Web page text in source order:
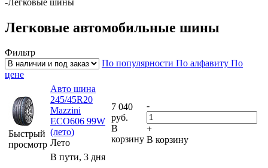
Легковые автомобильные шины
Фильтр
По популярности По алфавиту По
цене
Быстрый
просмотр
Авто шина
245/45R20
Mazzini
ECO606 99W
(лето)
Лето
В пути, 3 дня
7 040
руб.
В
корзину
-
+
В корзину